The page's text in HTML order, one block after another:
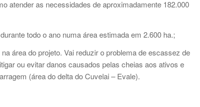
atender as necessidades de aproximadamente 182.000
todo o ano numa área estimada em 2.600 ha.;
área do projeto. Vai reduzir o problema de escassez de
ou evitar danos causados pelas cheias aos ativos e
(área do delta do Cuvelai – Evale).